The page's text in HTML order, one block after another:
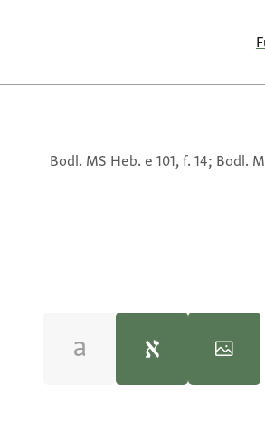
Bodl. MS Heb. e 101, f. 14; Bodl.